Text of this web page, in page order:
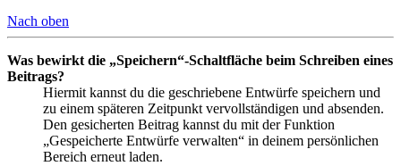
Nach oben
Was bewirkt die „Speichern“-Schaltfläche beim Schreiben eines
Beitrags?
Hiermit kannst du die geschriebene Entwürfe speichern und
zu einem späteren Zeitpunkt vervollständigen und absenden.
Den gesicherten Beitrag kannst du mit der Funktion
„Gespeicherte Entwürfe verwalten“ in deinem persönlichen
Bereich erneut laden.